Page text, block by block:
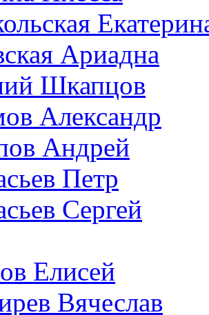
Ариадна
Шкапцов
Александр
Андрей
Петр
Сергей
Елисей
Вячеслав